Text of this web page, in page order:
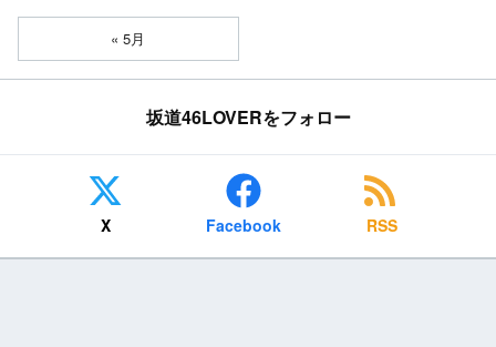
« 5月
坂道46LOVERをフォロー
X Facebook RSS